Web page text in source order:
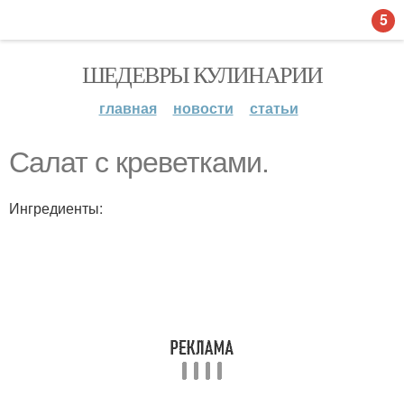
ШЕДЕВРЫ КУЛИНАРИИ
главная новости статьи
Салат с креветками.
Ингредиенты:
5